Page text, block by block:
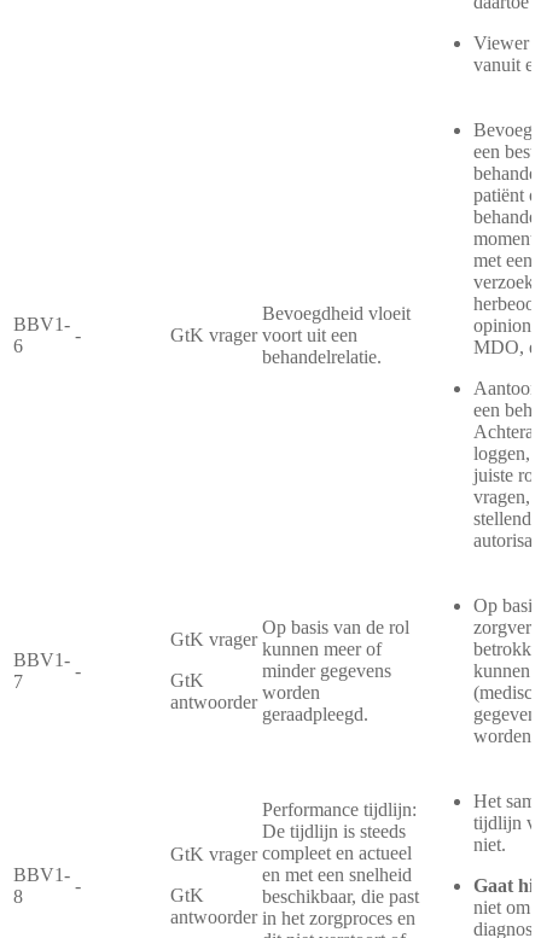
Viewer
vanuit
BBV1-
6
- GtK vrager
Bevoegdheid vloeit
voort uit een
behandelrelatie.
een
patiënt
moment
met een
verzoek
opinion,
MDO,
een
loggen,
juiste
vragen,
BBV1-
7
-
GtK vrager
GtK
antwoorder
Op basis van de rol
kunnen meer of
minder gegevens
worden
geraadpleegd.
Op
kunnen
worden
BBV1-
8
-
GtK vrager
GtK
antwoorder
Performance tijdlijn:
De tijdlijn is steeds
compleet en actueel
en met een snelheid
beschikbaar, die past
in het zorgproces en
Het
tijdlijn
niet.
Gaat
niet om